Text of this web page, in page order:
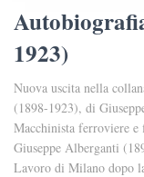
1923)
Nuova uscita nella
(1898-1923), di
Macchinista ferroviere
Giuseppe Alberganti
Lavoro di Milano dopo